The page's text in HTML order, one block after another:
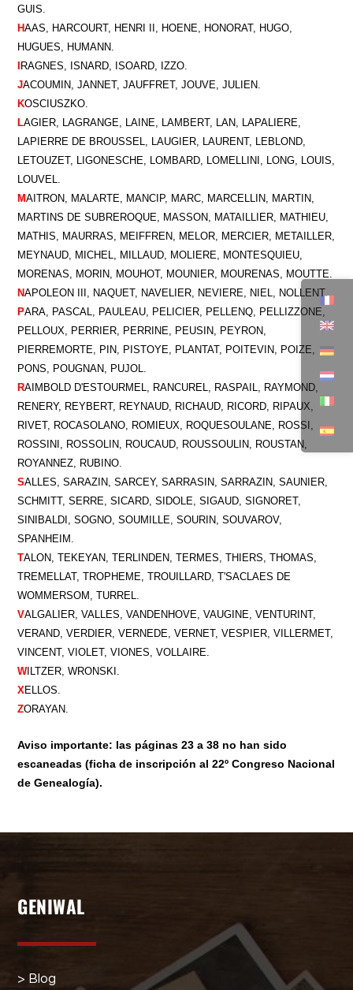
GUIS.
HAAS, HARCOURT, HENRI II, HOENE, HONORAT, HUGO,
HUGUES, HUMANN.
RAGNES, ISNARD, ISOARD, IZZO.
JACOUMIN, JANNET, JAUFFRET, JOUVE, JULIEN.
KOSCIUSZKO.
LAGIER, LAGRANGE, LAINE, LAMBERT, LAN, LAPALIERE,
LAPIERRE DE BROUSSEL, LAUGIER, LAURENT, LEBLOND,
LETOUZET, LIGONESCHE, LOMBARD, LOMELLINI, LONG, LOUIS,
LOUVEL.
MAITRON, MALARTE, MANCIP, MARC, MARCELLIN, MARTIN,
MARTINS DE SUBREROQUE, MASSON, MATAILLIER, MATHIEU,
MATHIS, MAURRAS, MEIFFREN, MELOR, MERCIER, METAILLER,
MEYNAUD, MICHEL, MILLAUD, MOLIERE, MONTESQUIEU,
MORENAS, MORIN, MOUHOT, MOUNIER, MOURENAS, MOUTTE.
NAPOLEON III, NAQUET, NAVELIER, NEVIERE, NIEL, NOLLENT.
PARA, PASCAL, PAULEAU, PELICIER, PELLENQ, PELLIZZONE,
PELLOUX, PERRIER, PERRINE, PEUSIN, PEYRON,
PIERREMORTE, PIN, PISTOYE, PLANTAT, POITEVIN, POIZE,
PONS, POUGNAN, PUJOL.
RAIMBOLD D'ESTOURMEL, RANCUREL, RASPAIL, RAYMOND,
RENERY, REYBERT, REYNAUD, RICHAUD, RICORD, RIPAUX,
RIVET, ROCASOLANO, ROMIEUX, ROQUESOULANE, ROSSI,
ROSSINI, ROSSOLIN, ROUCAUD, ROUSSOULIN, ROUSTAN,
ROYANNEZ, RUBINO.
SALLES, SARAZIN, SARCEY, SARRASIN, SARRAZIN, SAUNIER,
SCHMITT, SERRE, SICARD, SIDOLE, SIGAUD, SIGNORET,
SINIBALDI, SOGNO, SOUMILLE, SOURIN, SOUVAROV,
SPANHEIM.
TALON, TEKEYAN, TERLINDEN, TERMES, THIERS, THOMAS,
TREMELLAT, TROPHEME, TROUILLARD, T'SACLAES DE
WOMMERSOM, TURREL.
VALGALIER, VALLES, VANDENHOVE, VAUGINE, VENTURINT,
VERAND, VERDIER, VERNEDE, VERNET, VESPIER, VILLERMET,
VINCENT, VIOLET, VIONES, VOLLAIRE.
WILTZER, WRONSKI.
X ELLOS.
ZORAYAN.
Aviso importante: las páginas 23 a 38 no han sido
escaneadas (ficha de inscripción al 22º Congreso Nacional
de Genealogía).
GENIWAL
> Blog